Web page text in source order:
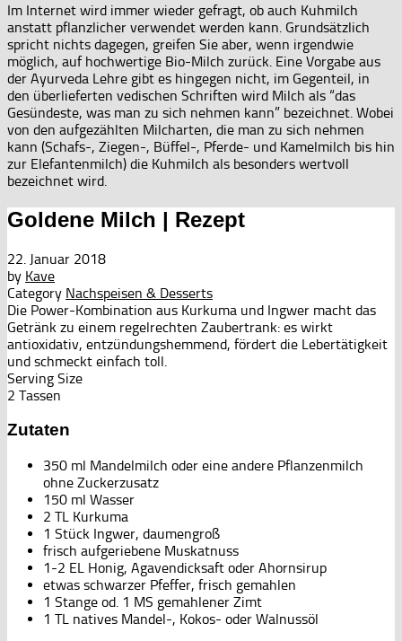
Im Internet wird immer wieder gefragt, ob auch Kuhmilch
anstatt pflanzlicher verwendet werden kann. Grundsätzlich
spricht nichts dagegen, greifen Sie aber, wenn irgendwie
möglich, auf hochwertige Bio-Milch zurück. Eine Vorgabe aus
der Ayurveda Lehre gibt es hingegen nicht, im Gegenteil, in
den überlieferten vedischen Schriften wird Milch als “das
Gesündeste, was man zu sich nehmen kann” bezeichnet. Wobei
von den aufgezählten Milcharten, die man zu sich nehmen
kann (Schafs-, Ziegen-, Büffel-, Pferde- und Kamelmilch bis hin
zur Elefantenmilch) die Kuhmilch als besonders wertvoll
bezeichnet wird.
Goldene Milch | Rezept
22. Januar 2018
by Kave
Category Nachspeisen & Desserts
Die Power-Kombination aus Kurkuma und Ingwer macht das
Getränk zu einem regelrechten Zaubertrank: es wirkt
antioxidativ, entzündungshemmend, fördert die Lebertätigkeit
und schmeckt einfach toll.
Serving Size
2 Tassen
Zutaten
350 ml Mandelmilch oder eine andere Pflanzenmilch
ohne Zuckerzusatz
150 ml Wasser
2 TL Kurkuma
1 Stück Ingwer, daumengroß
frisch aufgeriebene Muskatnuss
1-2 EL Honig, Agavendicksaft oder Ahornsirup
etwas schwarzer Pfeffer, frisch gemahlen
1 Stange od. 1 MS gemahlener Zimt
1 TL natives Mandel-, Kokos- oder Walnussöl